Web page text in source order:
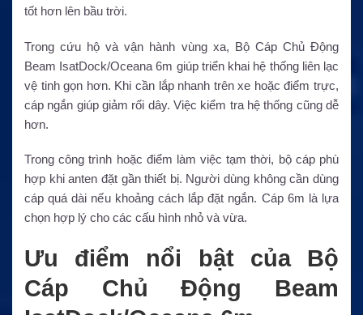
tốt hơn lên bầu trời.
Trong cứu hộ và vận hành vùng xa, Bộ Cáp Chủ Động
Beam IsatDock/Oceana 6m giúp triển khai hệ thống liên lạc
vệ tinh gọn hơn. Khi cần lắp nhanh trên xe hoặc điểm trực,
cáp ngắn giúp giảm rối dây. Việc kiểm tra hệ thống cũng dễ
hơn.
Trong công trình hoặc điểm làm việc tạm thời, bộ cáp phù
hợp khi anten đặt gần thiết bị. Người dùng không cần dùng
cáp quá dài nếu khoảng cách lắp đặt ngắn. Cáp 6m là lựa
chọn hợp lý cho các cấu hình nhỏ và vừa.
Ưu điểm nổi bật của Bộ
Cáp Chủ Động Beam